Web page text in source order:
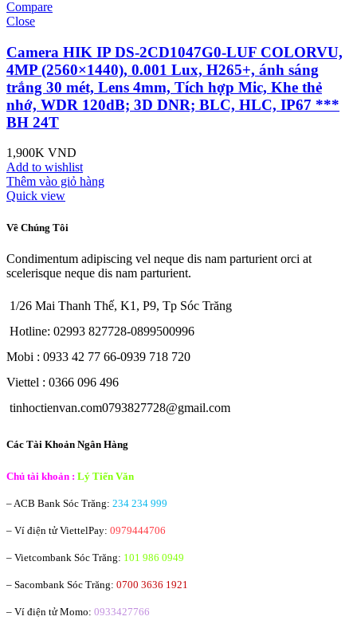
Compare
Close
Camera HIK IP DS-2CD1047G0-LUF COLORVU,
4MP (2560×1440), 0.001 Lux, H265+, ánh sáng
trắng 30 mét, Lens 4mm, Tích hợp Mic, Khe thẻ
nhớ, WDR 120dB; 3D DNR; BLC, HLC, IP67 ***
BH 24T
1,900K VND
Add to wishlist
Thêm vào giỏ hàng
Quick view
Về Chúng Tôi
Condimentum adipiscing vel neque dis nam parturient orci at
scelerisque neque dis nam parturient.
1/26 Mai Thanh Thế, K1, P9, Tp Sóc Trăng
Hotline: 02993 827728-0899500996
Mobi : 0933 42 77 66-0939 718 720
Viettel : 0366 096 496
tinhoctienvan.com0793827728@gmail.com
Các Tài Khoản Ngân Hàng
Chủ tài khoản : Lý Tiến Văn
– ACB Bank Sóc Trăng: 234 234 999
– Ví điện tử ViettelPay: 0979444706
– Vietcombank Sóc Trăng: 101 986 0949
– Sacombank Sóc Trăng: 0700 3636 1921
– Ví điện tử Momo: 0933427766